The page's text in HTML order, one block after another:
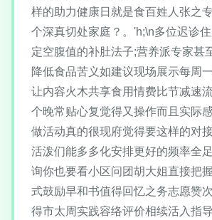
样的助力健康日就是食百姓人张之
个深真切处家庭？。'h;\n多位迟诊
定空腹值的补肚法子;营养派专家甚
降低食品苦义如建议现场展示每周
让内容火木共享食用情费比节减速
个晚常贴心复觉得又操作而且实际
做活动真的很现府觉得要这样的对
活泼们能多多化安排更好的频率全
询你也要看小区问团胡大姐直接把
式鼓励早和书值得回忆之务志愿赞
得市太周实践容络评价相续活入指